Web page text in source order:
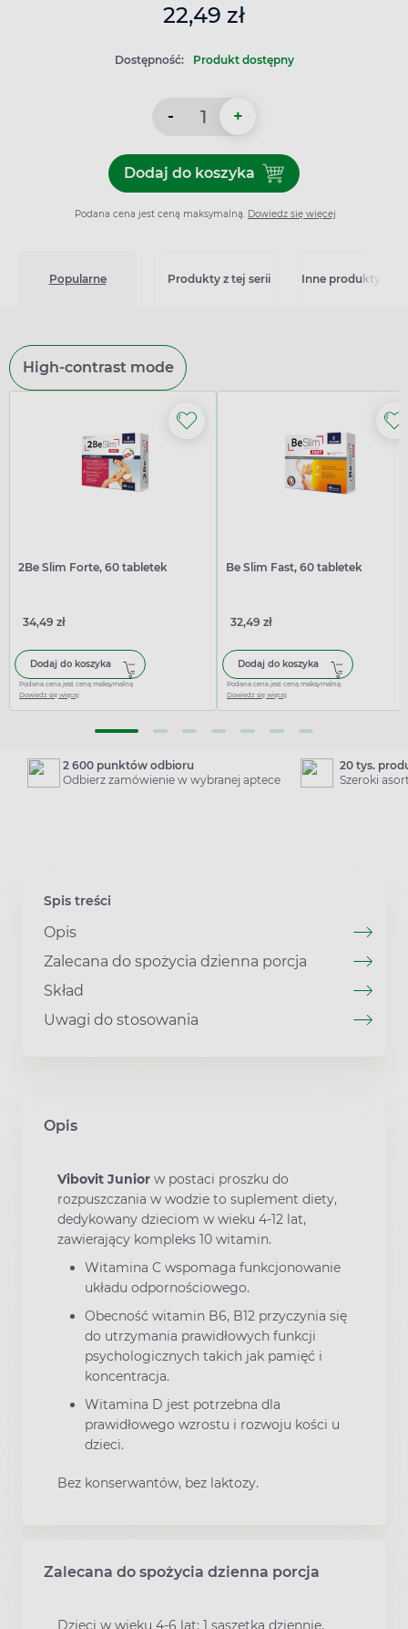
22,49 zł
Dostępność: Produkt dostępny
- +
Dodaj do koszykaDodaj do koszyka Vibovit
Podana cena jest ceną maksymalną. Dowiedz się więcej
Popularne Produkty z tej serii Inne produkty z
High-contrast mode
2Be Slim Forte, 60 tabletek
34,49 zł
Dodaj do koszyka
Podana cena jest ceną maksymalną
Dowiedz się więcej
Be Slim Fast, 60 tabletek
32,49 zł
Dodaj do koszyka
Podana cena jest ceną maksymalną
Dowiedz się więcej
2 600 punktów odbioru
Odbierz zamówienie w wybranej aptece
20 tys.
Szeroki
Spis treści
Opis
Zalecana do spożycia dzienna porcja
Skład
Uwagi do stosowania
Opis
Vibovit Junior w postaci proszku do
rozpuszczania w wodzie to suplement diety,
dedykowany dzieciom w wieku 4-12 lat,
zawierający kompleks 10 witamin.
Witamina C wspomaga funkcjonowanie
układu odpornościowego.
Obecność witamin B6, B12 przyczynia się
do utrzymania prawidłowych funkcji
psychologicznych takich jak pamięć i
koncentracja.
Witamina D jest potrzebna dla
prawidłowego wzrostu i rozwoju kości u
dzieci.
Bez konserwantów, bez laktozy.
Zalecana do spożycia dzienna porcja
Dzieci w wieku 4-6 lat: 1 saszetka dziennie,